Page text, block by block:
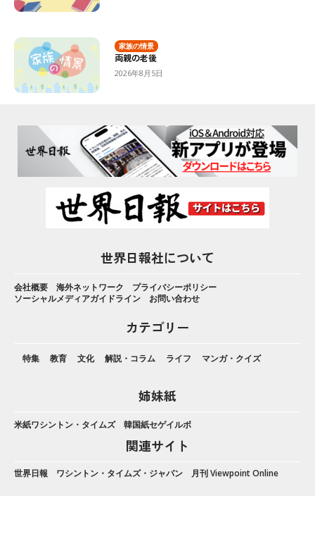
家族の情景
両親の老後
2026年8月5日
世界日報社について
会社概要 海外ネットワーク
プライバシーポリシー
ソーシャルメディアガイドライン
お問い合わせ
カテゴリー
特集 教育 文化 解説・コラム ライフ マンガ・クイズ
姉妹紙
米紙ワシントン・タイムズ 韓国紙セゲイルボ
関連サイト
世界日報 ワシントン・タイムズ・ジャパン 月刊 Viewpoint Online